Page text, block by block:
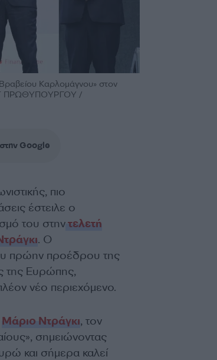
Καρλομάγνου» στον
ΠΡΩΘΥΠΟΥΡΓΟΥ /
Google
πιο
έστειλε ο
του στηντελετή
. Ο
πρώην προέδρου της
της Ευρώπης,
νέο περιεχόμενο.
Μάριο Ντράγκι, τον
σημειώνοντας
και σήμερα καλεί